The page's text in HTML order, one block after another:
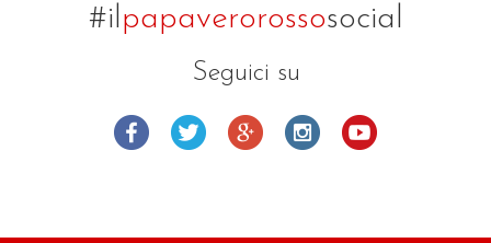
#ilpapaverorossosocial
Seguici su